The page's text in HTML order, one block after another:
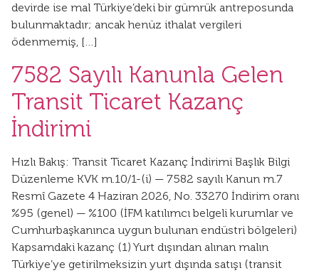
devirde ise mal Türkiye’deki bir gümrük antreposunda
bulunmaktadır; ancak henüz ithalat vergileri
ödenmemiş, […]
7582 Sayılı Kanunla Gelen
Transit Ticaret Kazanç
İndirimi
Hızlı Bakış: Transit Ticaret Kazanç İndirimi Başlık Bilgi
Düzenleme KVK m.10/1-(i) — 7582 sayılı Kanun m.7
Resmî Gazete 4 Haziran 2026, No. 33270 İndirim oranı
%95 (genel) — %100 (İFM katılımcı belgeli kurumlar ve
Cumhurbaşkanınca uygun bulunan endüstri bölgeleri)
Kapsamdaki kazanç (1) Yurt dışından alınan malın
Türkiye’ye getirilmeksizin yurt dışında satışı (transit